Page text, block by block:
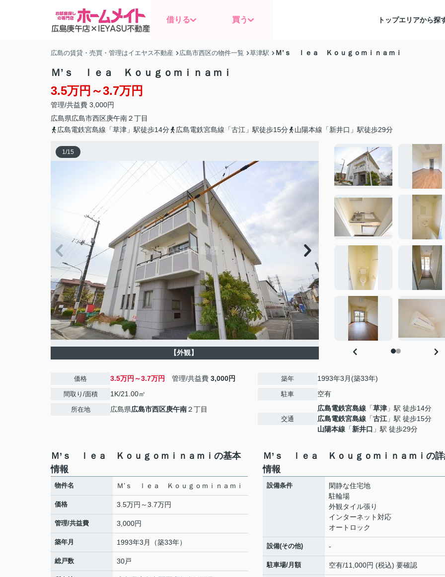
借りる 買う トップエリアから探
広島の賃貸・売買・管理はイエヤス不動産 広島市西区の物件一覧 草津駅 Ｍ’ｓ ｌｅａ Ｋｏｕｇｏｍｉｎａｍｉ
Ｍ’ｓ ｌｅａ Ｋｏｕｇｏｍｉｎａｍｉ
3.5万円～3.7万円
管理/共益費 3,000円
広島県広島市西区庚午南２丁目
広島電鉄宮島線「草津」駅徒歩14分
広島電鉄宮島線「古江」駅徒歩15分 山陽本線「新井口」駅徒歩29分
1/15
【外観】
価格 3.5万円～3.7万円 管理/共益費 3,000円
間取り/面積 1K/21.00㎡
所在地 広島県広島市西区庚午南２丁目
築年 1993年3月(築33年)
駐車 空有
交通
広島電鉄宮島線 「草津 」駅 徒歩14分
広島電鉄宮島線 「古江 」駅 徒歩15分
山陽本線 「新井口 」駅 徒歩29分
Ｍ’ｓ ｌｅａ Ｋｏｕｇｏｍｉｎａｍｉの基本
情報
物件名 Ｍ’ｓ ｌｅａ Ｋｏｕｇｏｍｉｎａｍｉ
価格 3.5万円～3.7万円
管理/共益費 3,000円
築年月 1993年3月（築33年）
総戸数 30戸
Ｍ’ｓ ｌｅａ Ｋｏｕｇｏｍｉｎａｍｉの
情報
設備条件
閑静な住宅地
駐輪場
外観タイル張り
インターネット対応
オートロック
設備(その他) -
駐車場/月額 空有/11,000円 (税込) 要確認